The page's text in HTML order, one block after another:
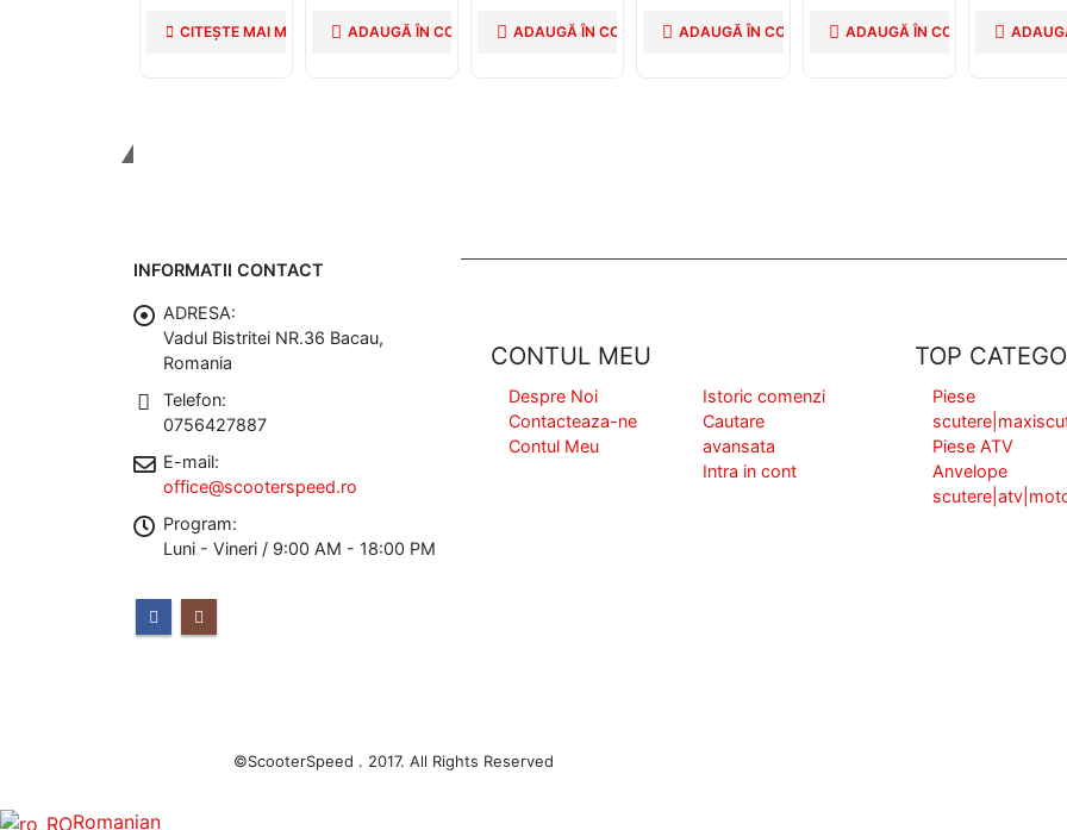
CITEȘTE MAI MULT ADAUGĂ ÎN COȘ
59,00lei
ADAUGĂ ÎN COȘ ADAUGĂ ÎN COȘ ADAUGĂ ÎN COȘ
99,00lei
INFORMATII CONTACT
ADRESA:
Vadul Bistritei NR.36 Bacau,
Romania
Telefon:
0756427887
E-mail:
office@scooterspeed.ro
Program:
Luni - Vineri / 9:00 AM - 18:00 PM
CONTUL MEU
Despre Noi
Contacteaza-ne
Contul Meu
Istoric comenzi
Cautare
avansata
Intra in cont
TOP
Piese
Piese ATV
Anvelope
©ScooterSpeed . 2017. All Rights Reserved
Romanian